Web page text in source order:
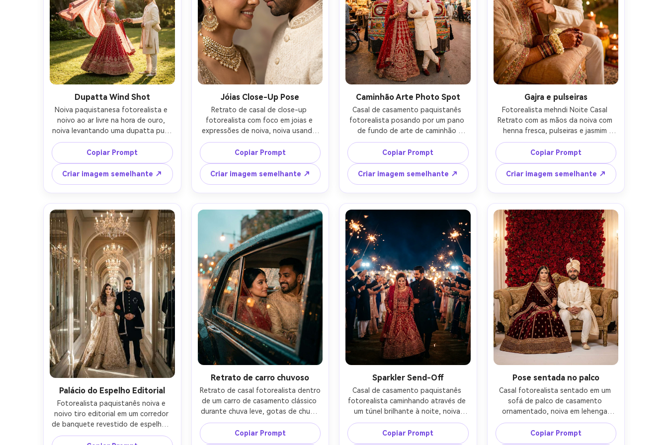
Dupatta Wind Shot
Noiva paquistanesa fotorealista e
noivo ao ar livre na hora de ouro,
noiva levantando uma dupatta pura
que pega o vento como um véu,
noivo segurando suavemente sua
mão, sorrisos sutis, local do jardim,
sol quente, Leica SL2, 75mm f/2,
corpo inteiro vertical, classificação
de cores cinematográficas, detalhe
de textura de tecido natural-AR 4:5
Copiar Prompt
Criar imagem semelhante ↗
Jóias Close-Up Pose
Retrato de casal de close-up
fotorealista com foco em joias e
expressões de noiva, noiva usando
tikka, jhumkas e colar em camadas,
noivo em detalhe de gola de
sherwani bordado, pose de testa a
testa, luz de chave de estúdio
suave com preenchimento quente,
Sony A7R V, 85mm f/1.4, crop
apertado, poros ultra-realistas,
olhar editorial brilhante-AR 4:5
Copiar Prompt
Criar imagem semelhante ↗
Caminhão Arte Photo Spot
Casal de casamento paquistanês
fotorealista posando por um pano
de fundo de arte de caminhão
vibrante, noiva em lehenga vermelha,
noivo em sherwani creme, postura
confiante lúdica, padrões coloridos
e sotaques de néon atrás deles, luz
ambiente à noite, Canon R6, 35mm
f/1.8, retrato de corpo inteiro,
detalhes nítidos, rua moderna-
Editorial Grau de cor- -ar 4:5
Copiar Prompt
Criar imagem semelhante ↗
Gajra e pulseiras
Fotorealista mehndi Noite Casal
Retrato com as mãos da noiva com
henna fresca, pulseiras e jasmim
gajra, noivo ajustando sua borda
dupatta, pose respeitosa íntima,
corda de luzes e velas, fotografia
quente em baixa luz, Nikon Z6 II,
50mm f/1.4, enquadramento
próximo, bokeh suave, olhar livre de
ruído limpo-AR 4:5
Copiar Prompt
Criar imagem semelhante ↗
Palácio do Espelho Editorial
Fotorealista paquistanês noiva e
noivo tiro editorial em um corredor
de banquete revestido de espelhos,
reflexos simétricos, noiva em
Retrato de carro chuvoso
Retrato de casal fotorealista dentro
de um carro de casamento clássico
durante chuva leve, gotas de chuva
na janela, noiva em vermelho com
maquiagem macia, noivo em
sherwani, olhar terno, luzes da
Copiar Prompt
Sparkler Send-Off
Casal de casamento paquistanês
fotorealista caminhando através de
um túnel brilhante à noite, noiva
segurando lehenga ligeiramente,
noivo guiando-a, convidados
embaçados, faíscas congeladas no
Copiar Prompt
Pose sentada no palco
Casal fotorealista sentado em um
sofá de palco de casamento
ornamentado, noiva em lehenga
marrom profundo com textura de
veludo, noivo em sherwani branco
com turbante, postura real
Copiar Prompt